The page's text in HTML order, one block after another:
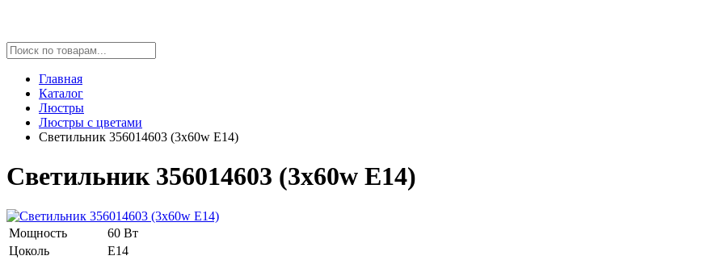
Главная
Каталог
Люстры
Люстры с цветами
Светильник 356014603 (3x60w E14)
Светильник 356014603 (3x60w E14)
Мощность
60 Вт
Цоколь
Е14